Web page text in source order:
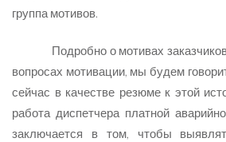
группа мотивов.
Подробно о мотивах
вопросах мотивации, мы будем
сейчас в качестве резюме к этой
работа диспетчера платной
заключается в том, чтобы